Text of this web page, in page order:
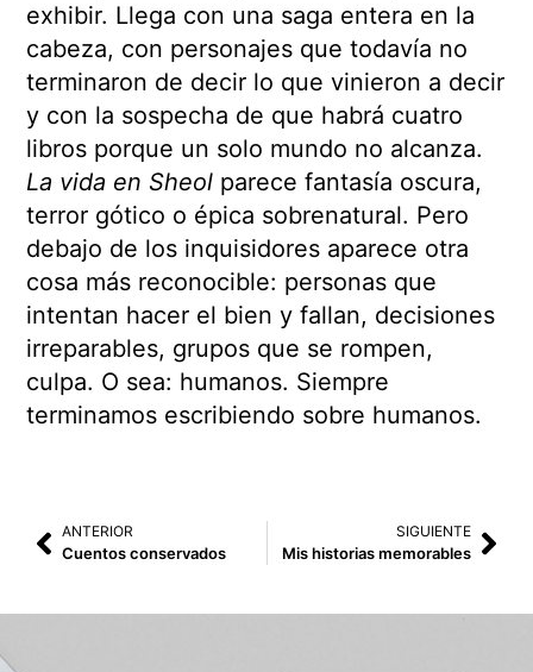
exhibir. Llega con una saga entera en la
cabeza, con personajes que todavía no
terminaron de decir lo que vinieron a decir
y con la sospecha de que habrá cuatro
libros porque un solo mundo no alcanza.
La vida en Sheol parece fantasía oscura,
terror gótico o épica sobrenatural. Pero
debajo de los inquisidores aparece otra
cosa más reconocible: personas que
intentan hacer el bien y fallan, decisiones
irreparables, grupos que se rompen,
culpa. O sea: humanos. Siempre
terminamos escribiendo sobre humanos.
ANTERIOR
Cuentos conservados
SIGUIENTE
Mis historias memorables